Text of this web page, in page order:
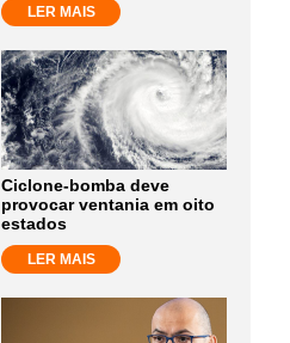
LER MAIS
Ciclone-bomba deve
provocar ventania em oito
estados
LER MAIS